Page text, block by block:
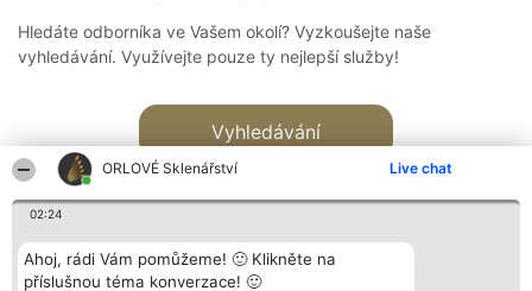
ORLOVÉ Sklenářství Live chat
02:24
Ahoj, rádi Vám pomůžeme! 🙂 Klikněte na
příslušnou téma konverzace! 🙂
Hledáte odborníka ve Vašem okolí? Vyzkoušejte naše
vyhledávání. Využívejte pouze ty nejlepší služby!
Vyhledávání